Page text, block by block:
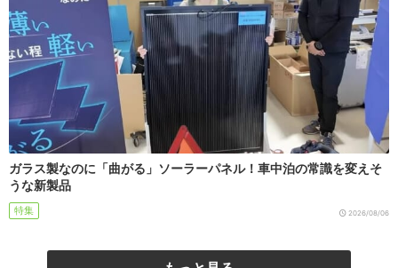
ガラス製なのに「曲がる」ソーラーパネル！車中泊の常識を変えそ
うな新製品
特集 2026/08/06